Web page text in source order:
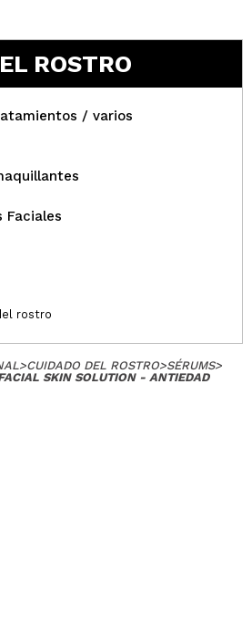
ROSTRO
/ varios
Faciales
rostro
>CUIDADO DEL ROSTRO>SÉRUMS>
SKIN SOLUTION - ANTIEDAD